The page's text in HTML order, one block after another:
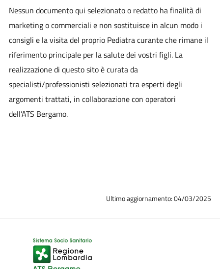
Nessun documento qui selezionato o redatto ha finalità di
marketing o commerciali e non sostituisce in alcun modo i
consigli e la visita del proprio Pediatra curante che rimane il
riferimento principale per la salute dei vostri figli. La
realizzazione di questo sito è curata da
specialisti/professionisti selezionati tra esperti degli
argomenti trattati, in collaborazione con operatori
dell’ATS Bergamo.
Ultimo aggiornamento: 04/03/2025